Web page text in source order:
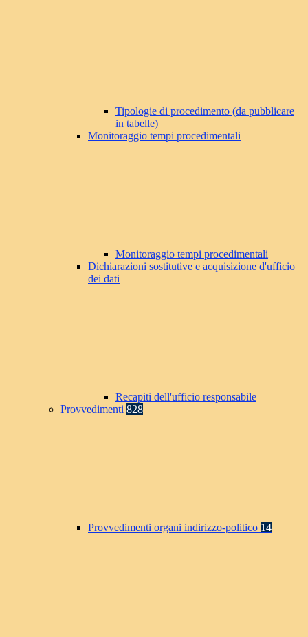
Tipologie di procedimento (da pubblicare
in tabelle)
Monitoraggio tempi procedimentali
Monitoraggio tempi procedimentali
Dichiarazioni sostitutive e acquisizione d'ufficio
dei dati
Recapiti dell'ufficio responsabile
Provvedimenti 828
Provvedimenti organi indirizzo-politico 14